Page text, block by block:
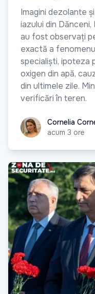
Imagini dezolante
iazului din
au fost observați
exactă a
specialiști, ipoteza
oxigen din apă,
din ultimele zile.
verificări în teren.
Cornelia Cornea
Cornelia
acum 3 ore